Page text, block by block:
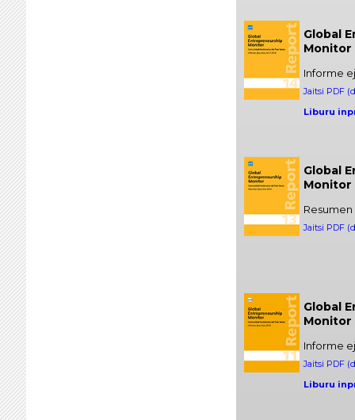
Global
Monitor
Informe
Jaitsi PDF
Liburu
Global
Monitor
Jaitsi PDF
Global
Monitor
Informe
Jaitsi PDF
Liburu